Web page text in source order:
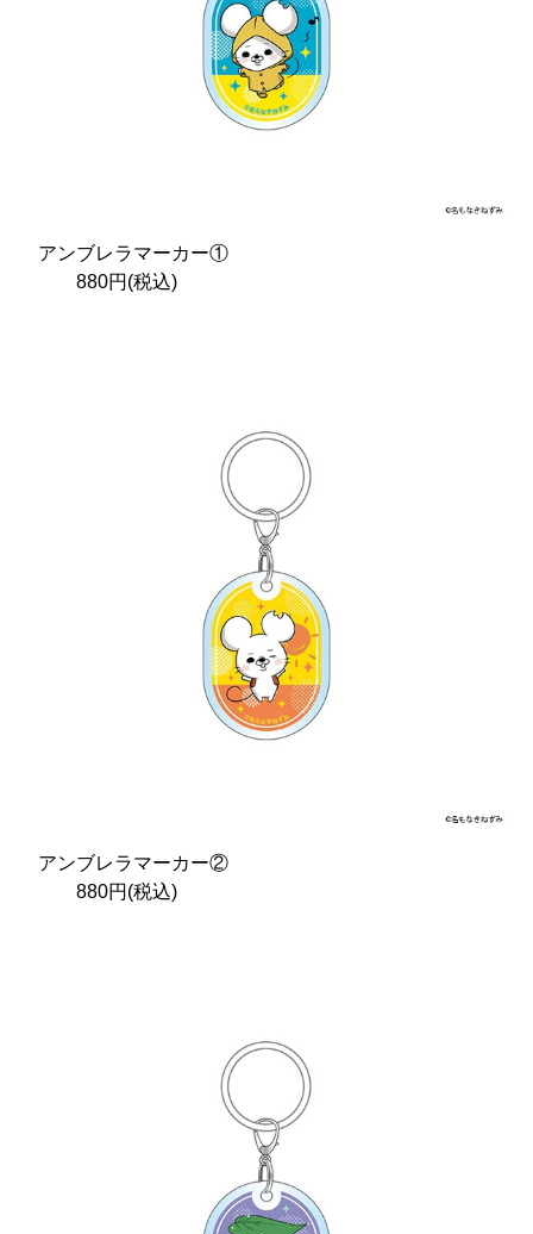
アンブレラマーカー①
880円(税込)
アンブレラマーカー②
880円(税込)